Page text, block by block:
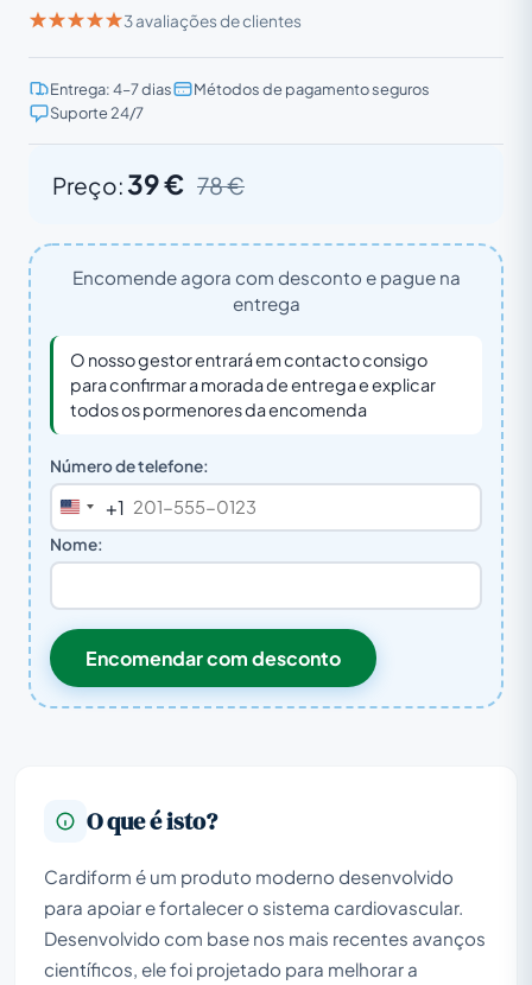
3 avaliações de clientes
Entrega: 4–7 dias
Métodos de pagamento seguros
Suporte 24/7
Preço:39 € 78 €
Encomende agora com desconto e pague na
entrega
O nosso gestor entrará em contacto consigo
para confirmar a morada de entrega e explicar
todos os pormenores da encomenda
Número de telefone:
United
States
+1
Nome:
Encomendar com desconto
O que é isto?
Cardiform é um produto moderno desenvolvido
para apoiar e fortalecer o sistema cardiovascular.
Desenvolvido com base nos mais recentes avanços
científicos, ele foi projetado para melhorar a